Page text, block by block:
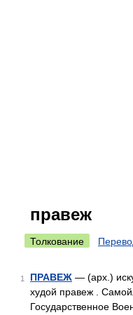
правеж
Толкование
1 ПРАВЕЖ — (арх.)
худой правеж .
Государственное